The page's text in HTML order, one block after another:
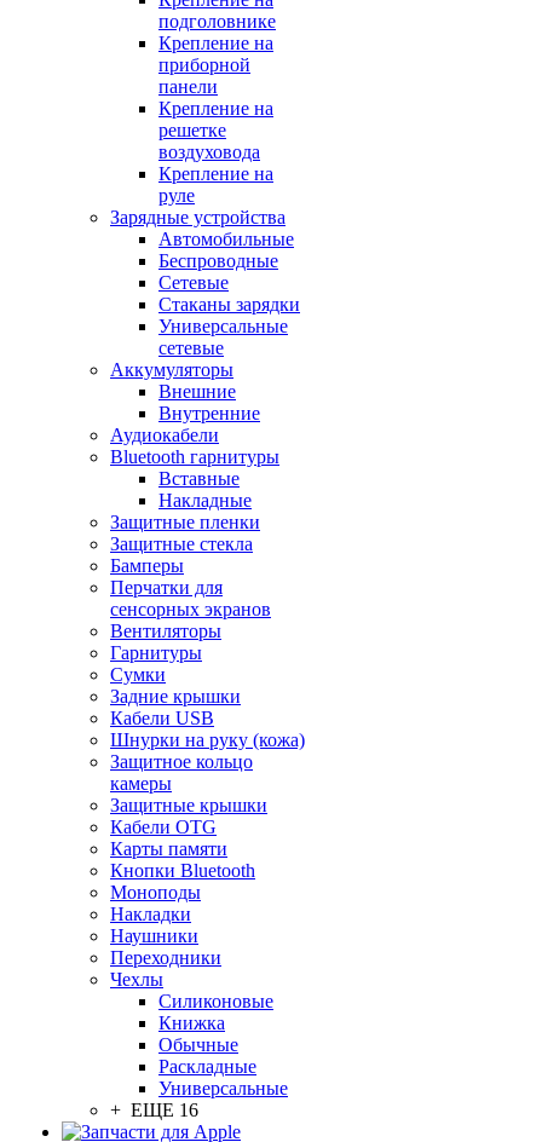
подголовнике
Крепление на
приборной
панели
Крепление на
решетке
воздуховода
Крепление на
руле
Зарядные устройства
Автомобильные
Беспроводные
Сетевые
Стаканы зарядки
Универсальные
сетевые
Аккумуляторы
Внешние
Внутренние
Аудиокабели
Bluetooth гарнитуры
Вставные
Накладные
Защитные пленки
Защитные стекла
Бамперы
Перчатки для
сенсорных экранов
Вентиляторы
Гарнитуры
Сумки
Задние крышки
Кабели USB
Шнурки на руку (кожа)
Защитное кольцо
камеры
Защитные крышки
Кабели OTG
Карты памяти
Кнопки Bluetooth
Моноподы
Накладки
Наушники
Переходники
Чехлы
Силиконовые
Книжка
Обычные
Раскладные
Универсальные
+ ЕЩЕ 16